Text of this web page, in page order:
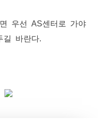
우선 AS센터로 가야
바란다.